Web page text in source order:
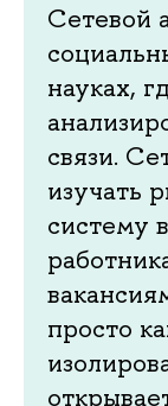
Сетевой
науках,
связи.
изучать
систему
просто